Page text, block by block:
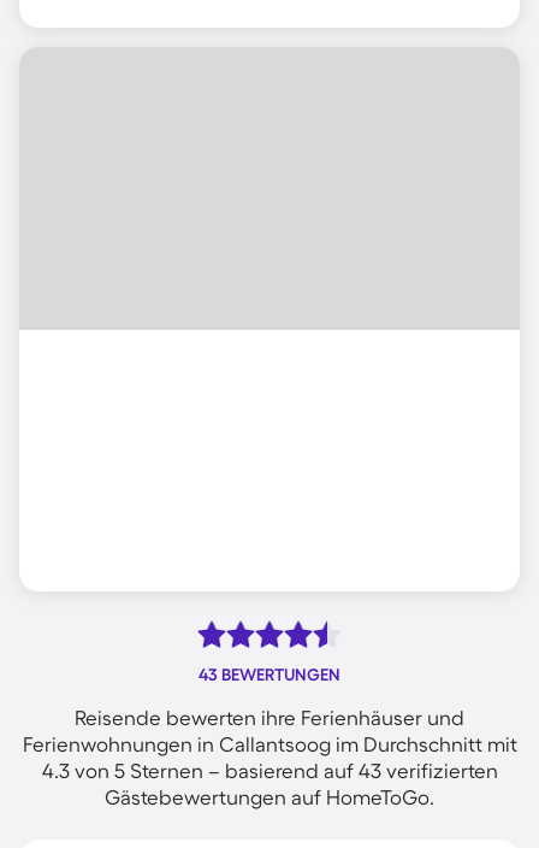
43 BEWERTUNGEN
Reisende bewerten ihre Ferienhäuser und
Ferienwohnungen in Callantsoog im Durchschnitt mit
4.3 von 5 Sternen – basierend auf 43 verifizierten
Gästebewertungen auf HomeToGo.